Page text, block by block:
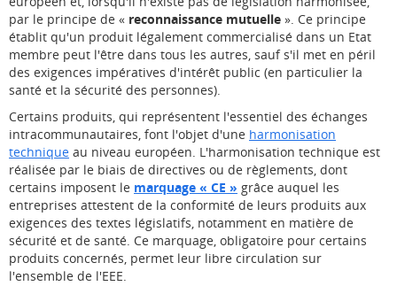
par le principe de « reconnaissance mutuelle ». Ce principe
établit qu'un produit légalement commercialisé dans un Etat
membre peut l'être dans tous les autres, sauf s'il met en péril
des exigences impératives d'intérêt public (en particulier la
santé et la sécurité des personnes).
Certains produits, qui représentent l'essentiel des échanges
intracommunautaires, font l'objet d'une harmonisation
technique au niveau européen. L'harmonisation technique est
réalisée par le biais de directives ou de règlements, dont
certains imposent le marquage « CE » grâce auquel les
entreprises attestent de la conformité de leurs produits aux
exigences des textes législatifs, notamment en matière de
sécurité et de santé. Ce marquage, obligatoire pour certains
produits concernés, permet leur libre circulation sur
l'ensemble de l'EEE.